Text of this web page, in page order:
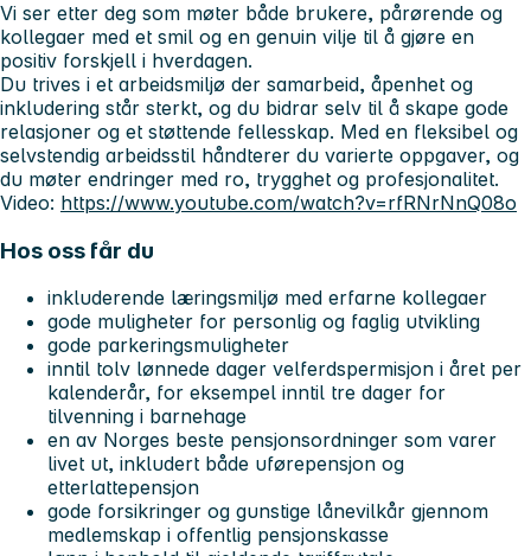
Vi ser etter deg som møter både brukere, pårørende og
kollegaer med et smil og en genuin vilje til å gjøre en
positiv forskjell i hverdagen.
Du trives i et arbeidsmiljø der samarbeid, åpenhet og
inkludering står sterkt, og du bidrar selv til å skape gode
relasjoner og et støttende fellesskap. Med en fleksibel og
selvstendig arbeidsstil håndterer du varierte oppgaver, og
du møter endringer med ro, trygghet og profesjonalitet.
Video: https://www.youtube.com/watch?v=rfRNrNnQ08o
Hos oss får du
inkluderende læringsmiljø med erfarne kollegaer
gode muligheter for personlig og faglig utvikling
gode parkeringsmuligheter
inntil tolv lønnede dager velferdspermisjon i året per
kalenderår, for eksempel inntil tre dager for
tilvenning i barnehage
en av Norges beste pensjonsordninger som varer
livet ut, inkludert både uførepensjon og
etterlattepensjon
gode forsikringer og gunstige lånevilkår gjennom
medlemskap i offentlig pensjonskasse